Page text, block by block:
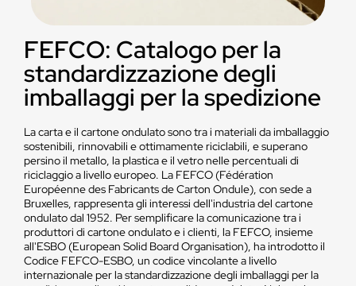
FEFCO: Catalogo per la
standardizzazione degli
imballaggi per la spedizione
La carta e il cartone ondulato sono tra i materiali da imballaggio
sostenibili, rinnovabili e ottimamente riciclabili, e superano
persino il metallo, la plastica e il vetro nelle percentuali di
riciclaggio a livello europeo. La FEFCO (Fédération
Européenne des Fabricants de Carton Ondule), con sede a
Bruxelles, rappresenta gli interessi dell'industria del cartone
ondulato dal 1952. Per semplificare la comunicazione tra i
produttori di cartone ondulato e i clienti, la FEFCO, insieme
all'ESBO (European Solid Board Organisation), ha introdotto il
Codice FEFCO-ESBO, un codice vincolante a livello
internazionale per la standardizzazione degli imballaggi per la